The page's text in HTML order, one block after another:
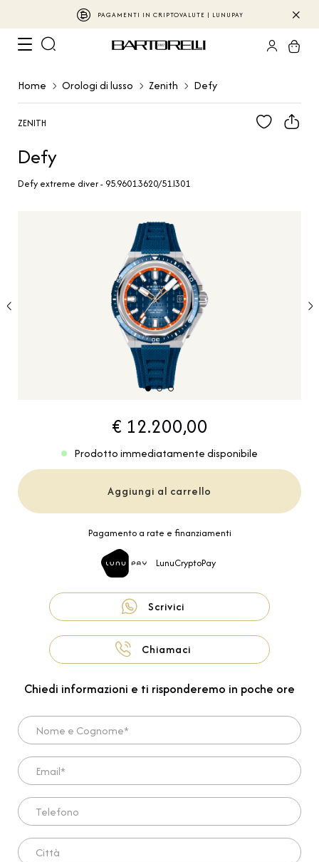
PAGAMENTI IN CRIPTOVALUTE | LUNUPAY
Home Orologi di lusso Zenith Defy
ZENITH
Defy
Defy extreme diver - 95.9601.3620/51.I301
€ 12.200,00
Prodotto immediatamente disponibile
Aggiungi al carrello
Pagamento a rate e finanziamenti
LunuCryptoPay
Scrivici
Chiamaci
Chiedi informazioni e ti risponderemo in poche ore
Nome e Cognome*
Email*
Telefono
Città